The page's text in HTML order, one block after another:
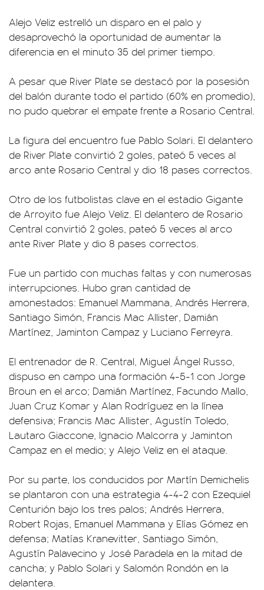
Alejo Veliz estrelló un disparo en el palo y
desaprovechó la oportunidad de aumentar la
diferencia en el minuto 35 del primer tiempo.
A pesar que River Plate se destacó por la posesión
del balón durante todo el partido (60% en promedio),
no pudo quebrar el empate frente a Rosario Central.
La figura del encuentro fue Pablo Solari. El delantero
de River Plate convirtió 2 goles, pateó 5 veces al
arco ante Rosario Central y dio 18 pases correctos.
Otro de los futbolistas clave en el estadio Gigante
de Arroyito fue Alejo Veliz. El delantero de Rosario
Central convirtió 2 goles, pateó 5 veces al arco
ante River Plate y dio 8 pases correctos.
Fue un partido con muchas faltas y con numerosas
interrupciones. Hubo gran cantidad de
amonestados: Emanuel Mammana, Andrés Herrera,
Santiago Simón, Francis Mac Allister, Damián
Martínez, Jaminton Campaz y Luciano Ferreyra.
El entrenador de R. Central, Miguel Ángel Russo,
dispuso en campo una formación 4-5-1 con Jorge
Broun en el arco; Damián Martínez, Facundo Mallo,
Juan Cruz Komar y Alan Rodríguez en la línea
defensiva; Francis Mac Allister, Agustín Toledo,
Lautaro Giaccone, Ignacio Malcorra y Jaminton
Campaz en el medio; y Alejo Veliz en el ataque.
Por su parte, los conducidos por Martín Demichelis
se plantaron con una estrategia 4-4-2 con Ezequiel
Centurión bajo los tres palos; Andrés Herrera,
Robert Rojas, Emanuel Mammana y Elías Gómez en
defensa; Matías Kranevitter, Santiago Simón,
Agustín Palavecino y José Paradela en la mitad de
cancha; y Pablo Solari y Salomón Rondón en la
delantera.